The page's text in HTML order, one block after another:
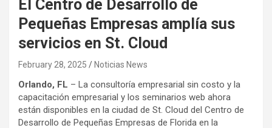
El Centro de Desarrollo de
Pequeñas Empresas amplía sus
servicios en St. Cloud
February 28, 2025 Noticias News
Orlando, FL – La consultoría empresarial sin costo y la
capacitación empresarial y los seminarios web ahora
están disponibles en la ciudad de St. Cloud del Centro de
Desarrollo de Pequeñas Empresas de Florida en la